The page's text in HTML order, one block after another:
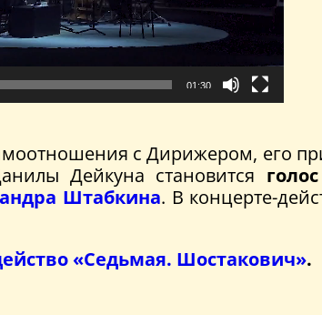
01:30
с Дирижером, его
Дейкуна становится
Штабкина. В концерте-
«Седьмая. Шостакович».